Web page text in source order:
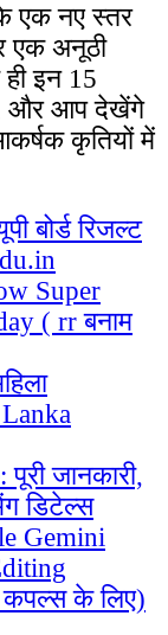
एक नए स्तर
एक अनूठी
इन 15
और आप देखेंगे
कृतियों में
बोर्ड रिजल्ट
Super
( rr बनाम
जानकारी,
डिटेल्स
Gemini
के लिए)